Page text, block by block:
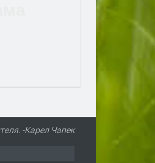
-Карел Чапек